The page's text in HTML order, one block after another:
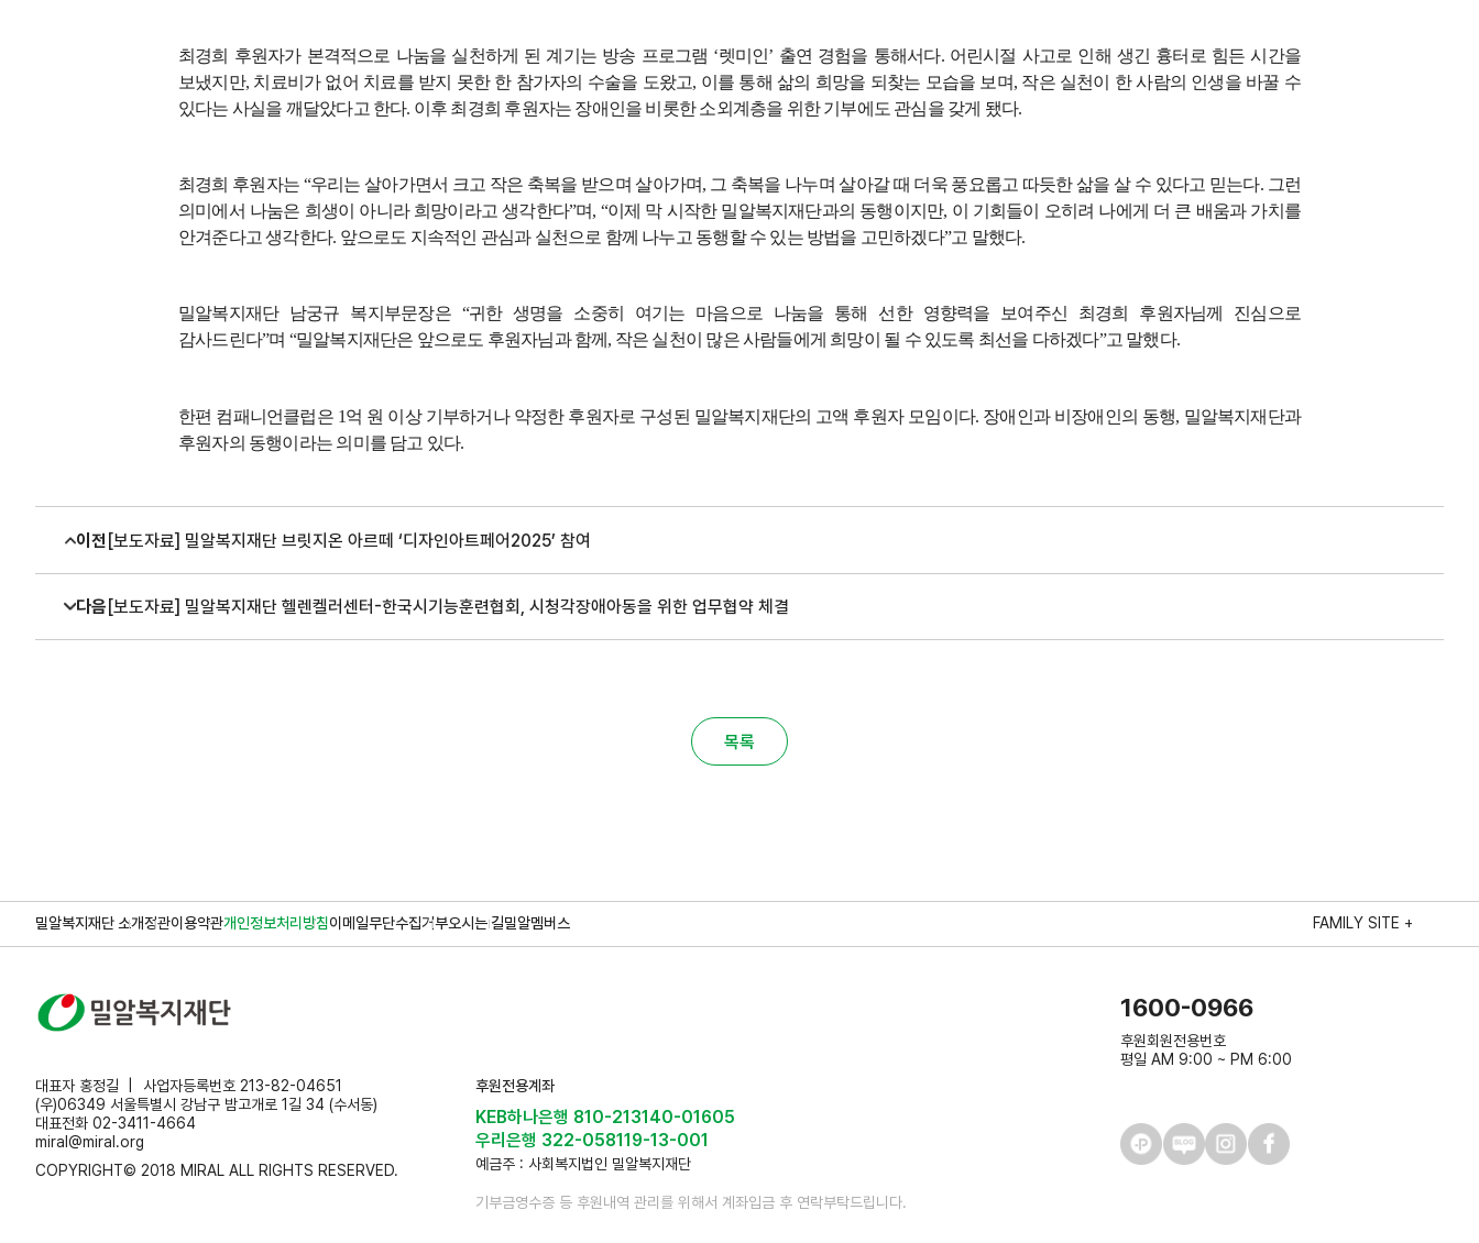
최경희 후원자가 본격적으로 나눔을 실천하게 된 계기는 방송 프로그램 ‘렛미인’ 출연 경험을 통해서다. 어린시절 사고로 인해 생긴 흉터로 힘든 시간을
보냈지만, 치료비가 없어 치료를 받지 못한 한 참가자의 수술을 도왔고, 이를 통해 삶의 희망을 되찾는 모습을 보며, 작은 실천이 한 사람의 인생을 바꿀 수
있다는 사실을 깨달았다고 한다. 이후 최경희 후원자는 장애인을 비롯한 소외계층을 위한 기부에도 관심을 갖게 됐다.
최경희 후원자는 “우리는 살아가면서 크고 작은 축복을 받으며 살아가며, 그 축복을 나누며 살아갈 때 더욱 풍요롭고 따듯한 삶을 살 수 있다고 믿는다. 그런
의미에서 나눔은 희생이 아니라 희망이라고 생각한다”며, “이제 막 시작한 밀알복지재단과의 동행이지만, 이 기회들이 오히려 나에게 더 큰 배움과 가치를
안겨준다고 생각한다. 앞으로도 지속적인 관심과 실천으로 함께 나누고 동행할 수 있는 방법을 고민하겠다”고 말했다.
밀알복지재단 남궁규 복지부문장은“귀한 생명을 소중히 여기는 마음으로 나눔을 통해 선한 영향력을 보여주신 최경희 후원자님께 진심으로
감사드린다”며 “밀알복지재단은 앞으로도 후원자님과 함께 , 작은 실천이 많은 사람들에게 희망이 될 수 있도록 최선을 다하겠다”고 말했다.
한편 컴패니언클럽은1억 원 이상 기부하거나 약정한 후원자로 구성된 밀알복지재단의 고액 후원자 모임이다. 장애인과 비장애인의 동행, 밀알복지재단과
후원자의 동행이라는 의미를 담고 있다.
이전 [보도자료] 밀알복지재단 브릿지온 아르떼 ‘디자인아트페어2025’ 참여
다음 [보도자료] 밀알복지재단 헬렌켈러센터-한국시기능훈련협회, 시청각장애아동을 위한 업무협약 체결
목록
밀알복지재단 소개정관이용약관개인정보처리방침이메일무단수집거부오시는 길밀알멤버스 FAMILY SITE +
대표자 홍정길
사업자등록번호 213-82-04651
(우)06349 서울특별시 강남구 밤고개로 1길 34 (수서동)
대표전화 02-3411-4664
miral@miral.org
COPYRIGHT© 2018 MIRAL ALL RIGHTS RESERVED.
후원전용계좌
KEB하나은행 810-213140-01605
우리은행 322-058119-13-001
예금주 : 사회복지법인 밀알복지재단
기부금영수증 등 후원내역 관리를 위해서 계좌입금 후 연락부탁드립니다.
1600-0966
후원회원전용번호
평일 AM 9:00 ~ PM 6:00